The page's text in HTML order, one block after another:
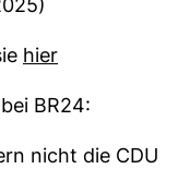
hier
BR24:
nicht die CDU